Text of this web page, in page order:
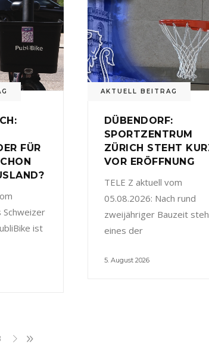
FÜR
Schweizer
ist
AKTUELL BEITRAG
DÜBENDORF:
SPORTZENTRUM
ZÜRICH STEHT
VOR ERÖFFNUNG
TELE Z aktuell vom
05.08.2026: Nach rund
zweijähriger Bauzeit
eines der
5. August 2026